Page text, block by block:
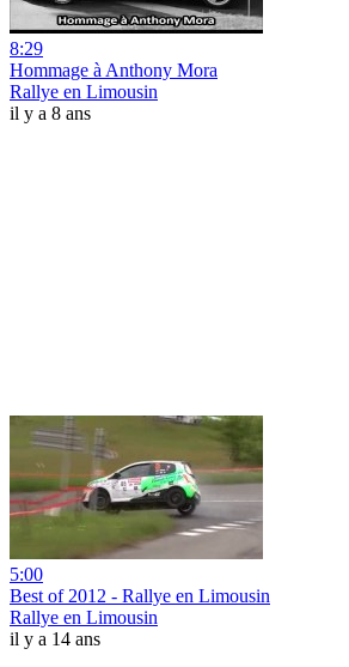
8:29
Hommage à Anthony Mora
Rallye en Limousin
il y a 8 ans
5:00
Best of 2012 - Rallye en Limousin
Rallye en Limousin
il y a 14 ans